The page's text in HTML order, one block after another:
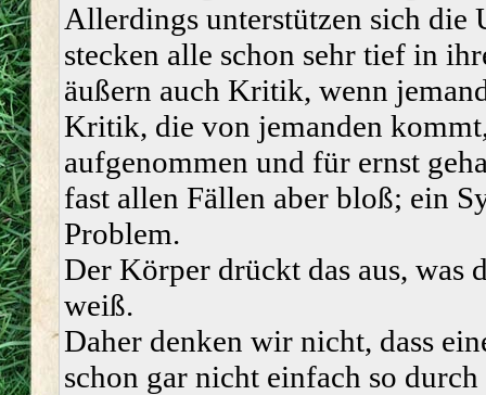
Allerdings unterstützen sich die
stecken alle schon sehr tief in
äußern auch Kritik, wenn
Kritik, die von jemanden
aufgenommen und für ernst
fast allen Fällen aber bloß; ein
Problem.
Der Körper drückt das aus, was
weiß.
Daher denken wir nicht, dass
schon gar nicht einfach so durch